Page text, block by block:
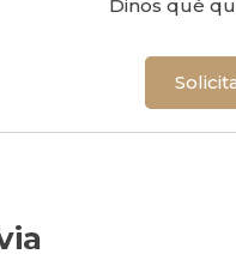
Dinos qué